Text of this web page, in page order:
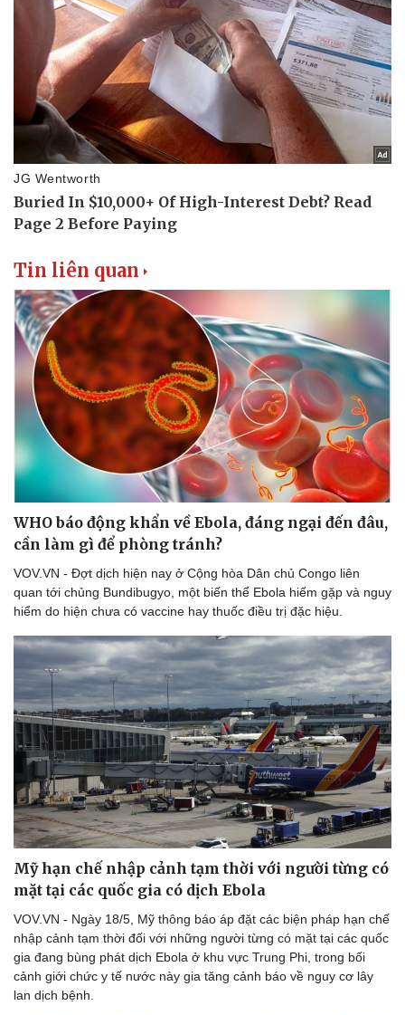
Thể thao
Bóng đá
Lịch thi đấu bóng đá
Thế giới thể thao
eSports
Hậu trường
Ô tô - Xe máy
Ô tô
Xe máy
Tư vấn
Tin liên quan
WHO báo động khẩn về Ebola, đáng ngại đến đâu,
cần làm gì để phòng tránh?
VOV.VN - Đợt dịch hiện nay ở Cộng hòa Dân chủ Congo liên
quan tới chủng Bundibugyo, một biến thể Ebola hiếm gặp và nguy
hiểm do hiện chưa có vaccine hay thuốc điều trị đặc hiệu.
Mỹ hạn chế nhập cảnh tạm thời với người từng có
mặt tại các quốc gia có dịch Ebola
VOV.VN - Ngày 18/5, Mỹ thông báo áp đặt các biện pháp hạn chế
nhập cảnh tạm thời đối với những người từng có mặt tại các quốc
gia đang bùng phát dịch Ebola ở khu vực Trung Phi, trong bối
cảnh giới chức y tế nước này gia tăng cảnh báo về nguy cơ lây
lan dịch bệnh.